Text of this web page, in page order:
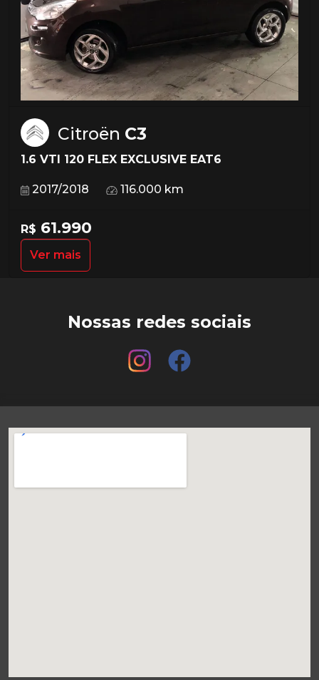
Citroën C3
1.6 VTI 120 FLEX EXCLUSIVE EAT6
2017/2018 116.000 km
R$ 61.990
Ver mais
Nossas redes sociais